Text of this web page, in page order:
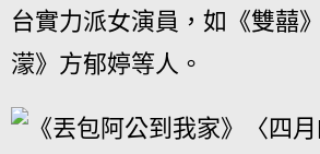
台實力派女演員，如《雙囍
濛》方郁婷等人。